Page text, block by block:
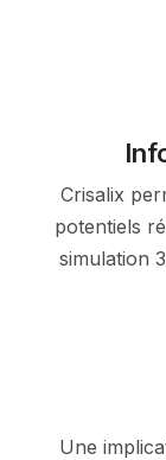
Crisalix
potentiels
simulation
Une